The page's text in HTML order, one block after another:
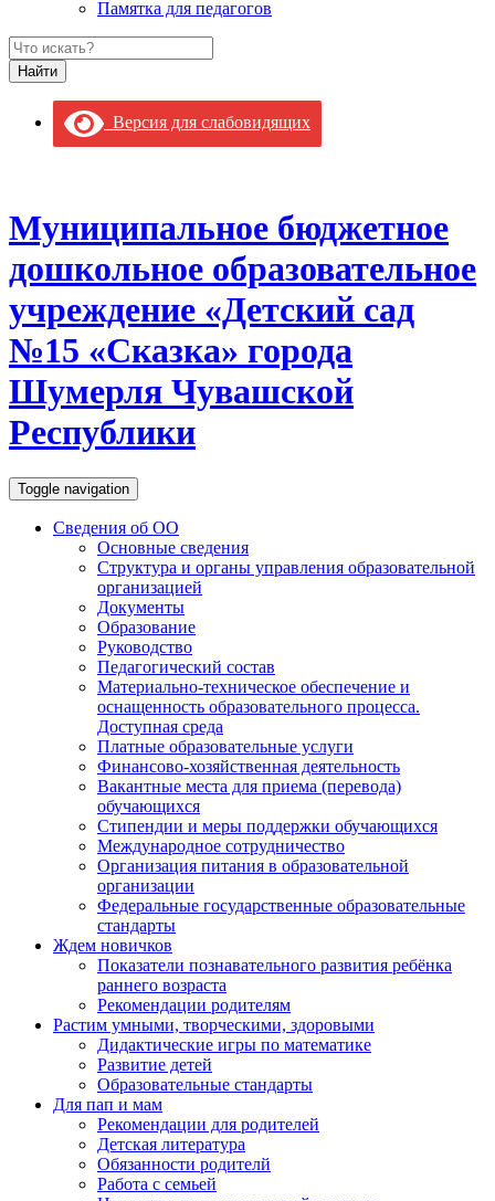
Памятка для педагогов
Версия для слабовидящих
Муниципальное бюджетное
дошкольное образовательное
учреждение «Детский сад
№15 «Сказка» города
Шумерля Чувашской
Республики
Toggle navigation
Сведения об ОО
Основные сведения
Структура и органы управления образовательной
организацией
Документы
Образование
Руководство
Педагогический состав
Материально-техническое обеспечение и
оснащенность образовательного процесса.
Доступная среда
Платные образовательные услуги
Финансово-хозяйственная деятельность
Вакантные места для приема (перевода)
обучающихся
Стипендии и меры поддержки обучающихся
Международное сотрудничество
Организация питания в образовательной
организации
Федеральные государственные образовательные
стандарты
Ждем новичков
Показатели познавательного развития ребёнка
раннего возраста
Рекомендации родителям
Растим умными, творческими, здоровыми
Дидактические игры по математике
Развитие детей
Образовательные стандарты
Для пап и мам
Рекомендации для родителей
Детская литература
Обязанности родителй
Работа с семьей